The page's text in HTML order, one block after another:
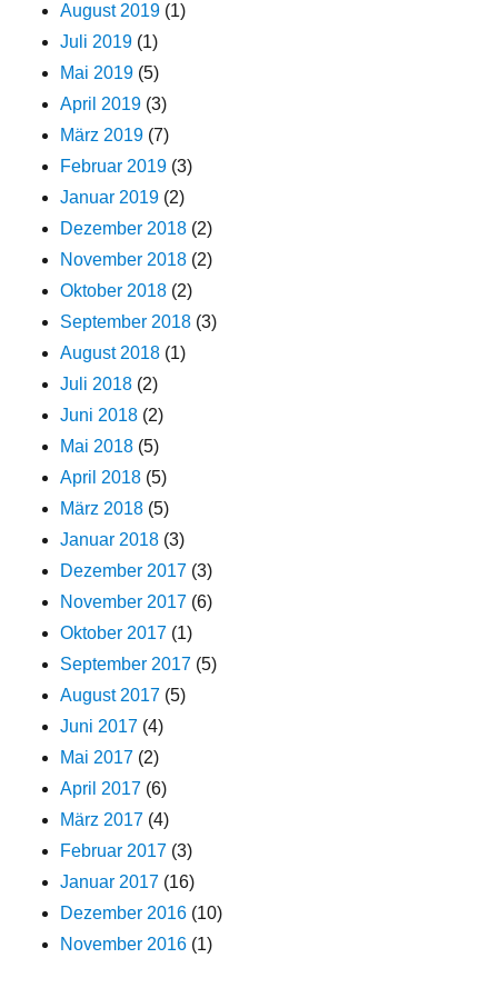
August 2019 (1)
Juli 2019 (1)
Mai 2019 (5)
April 2019 (3)
März 2019 (7)
Februar 2019 (3)
Januar 2019 (2)
Dezember 2018 (2)
November 2018 (2)
Oktober 2018 (2)
September 2018 (3)
August 2018 (1)
Juli 2018 (2)
Juni 2018 (2)
Mai 2018 (5)
April 2018 (5)
März 2018 (5)
Januar 2018 (3)
Dezember 2017 (3)
November 2017 (6)
Oktober 2017 (1)
September 2017 (5)
August 2017 (5)
Juni 2017 (4)
Mai 2017 (2)
April 2017 (6)
März 2017 (4)
Februar 2017 (3)
Januar 2017 (16)
Dezember 2016 (10)
November 2016 (1)